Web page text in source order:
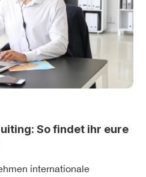
So findet ihr eure
internationale